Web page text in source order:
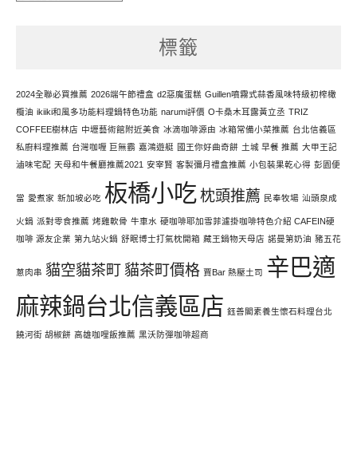
標籤
2024全聯必買推薦 2026端午節禮盒 d2惡魔蛋糕 Guillen噴霧式蒜香風味特級初榨橄
欖油 ikiiki和風多功能料理鍋特色功能 narumi評價 O卡桑木耳露黃立丞 TRIZ
COFFEE樹林店 中壢藝術館附近美食 冰滴咖啡源由 冰箱常備小菜推薦 台北信義區
私廚料理推薦 台灣咖喱 巨無霸 嘉鴻遊艇 國王你好曲奇餅 土城 早餐 推薦 大甲王記
滷味宅配 天母和牛餐廳推薦2021 安宰賢 客製彌月禮盒推薦 小包裝果乾心得 彭園便
當 愛煮家 新加坡必吃 板橋小吃枕頭推薦 民奉牧場 汕頭泉成
火鍋 派對零食推薦 烤雞軟骨 牛車水 硬咖啡耶加雪菲濾掛咖啡特色介紹 CAFEIN硬
咖啡 源友企業 第九站火鍋 舒眠博士打氣枕開箱 藏王鍋物天母店 諾曼第奶油 豬五花
蔥肉串 貓空貓茶町貓茶町價格 賈Bar 熱壓土司 辛巴適
麻辣鍋台北信義區店 鈺善閣素養生懷石料理台北
饒河街 胡椒餅 高雄咖哩飯推薦 黑沃防彈咖啡超商